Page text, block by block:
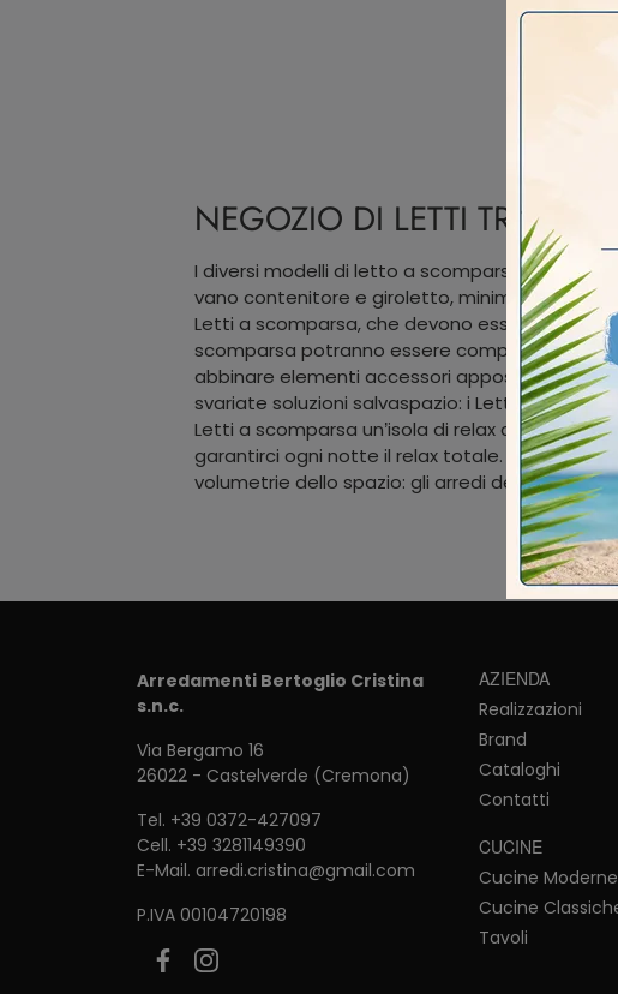
NEGOZIO DI LETTI
I diversi modelli di letto a scomparsa dei
vano contenitore e giroletto, minimal o più
Letti a scomparsa, che devono essere
scomparsa potranno essere comprati
abbinare elementi accessori appositamente
svariate soluzioni salvaspazio: i Letti a
Letti a scomparsa un’isola di relax che ci
garantirci ogni notte il relax totale. Il giusto
volumetrie dello spazio: gli arredi devono
Arredamenti Bertoglio Cristina
s.n.c.
Via Bergamo 16
26022 - Castelverde (Cremona)
Tel. +39 0372-427097
Cell. +39 3281149390
E-Mail. arredi.cristina@gmail.com
P.IVA 00104720198
AZIENDA
Realizzazioni
Brand
Cataloghi
Contatti
CUCINE
Cucine Moderne
Cucine
Tavoli